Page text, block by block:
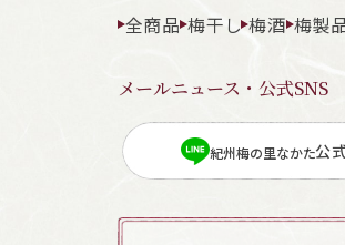
全商品 梅干し 梅酒 梅製
メールニュース・公式SNS
紀州梅の里なかた公